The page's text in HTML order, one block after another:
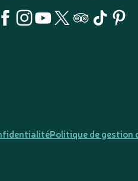
Politique de gestion